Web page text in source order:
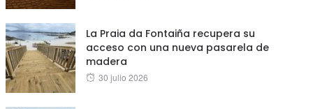
La Praia da Fontaiña recupera su
acceso con una nueva pasarela de
madera
Posted
30 julio 2026